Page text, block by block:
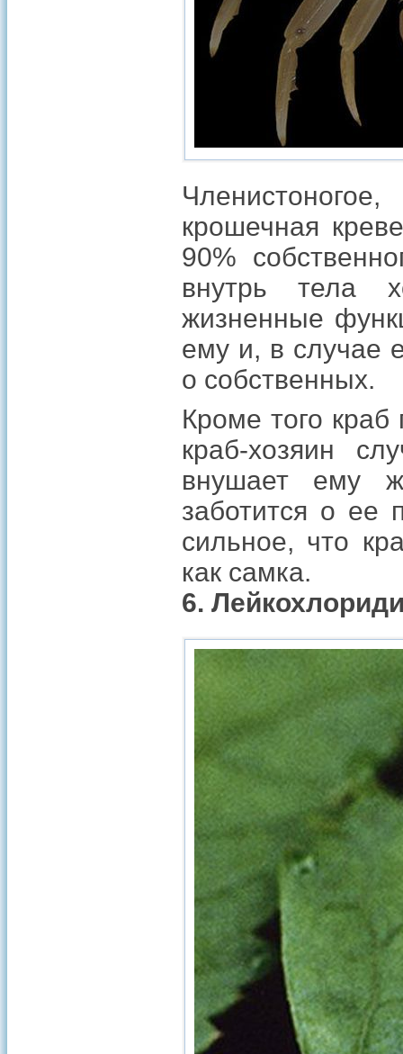
крошечная
90%
внутрь тела
жизненные
ему и, в случае
о собственных.
Кроме того краб
краб-хозяин
внушает ему
заботится о ее
сильное, что
как самка.
6.